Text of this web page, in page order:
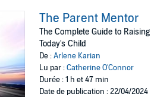
The Parent Mentor
The Complete Guide to Raising
Today's Child
De :Arlene Karian
Lu par :Catherine O'Connor
Durée : 1 h et 47 min
Date de publication : 22/04/2024